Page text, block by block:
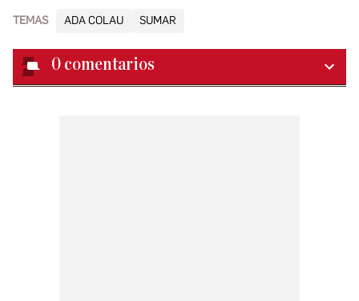
TEMAS ADA COLAU SUMAR
0 comentarios